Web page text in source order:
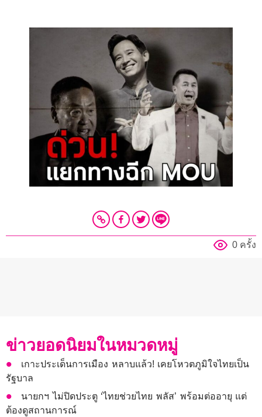
0 ครั้ง
ข่าวยอดนิยมในหมวดหมู่
เกาะประเด็นการเมือง หลาบแล้ว! เคยโหวตภูมิใจไทยเป็น
รัฐบาล
นายกฯ ไม่ปิดประตู ‘ไทยช่วยไทย พลัส’ พร้อมต่ออายุ แต่
ต้องดูสถานการณ์